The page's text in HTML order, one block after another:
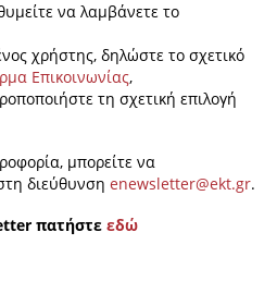
να λαμβάνετε το
χρήστης, δηλώστε το σχετικό
Επικοινωνίας,
τη σχετική επιλογή
μπορείτε να
διεύθυνση enewsletter@ekt.gr.
πατήστε εδώ